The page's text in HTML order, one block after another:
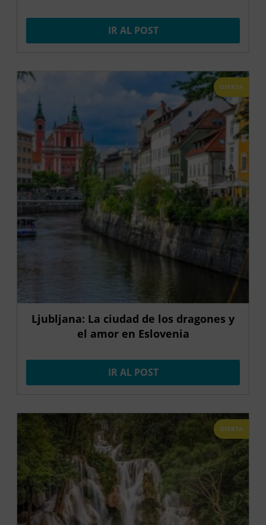
IR AL POST
OFERTA
Ljubljana: La ciudad de los dragones y
el amor en Eslovenia
IR AL POST
OFERTA